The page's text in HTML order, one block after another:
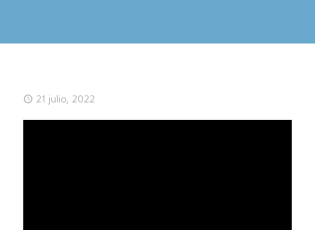
21 julio, 2022